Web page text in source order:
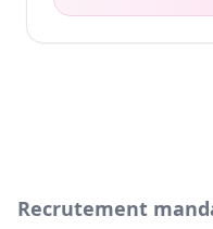
Recrutement